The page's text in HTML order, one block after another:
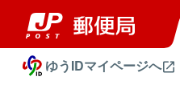
ゆうIDマイページへ